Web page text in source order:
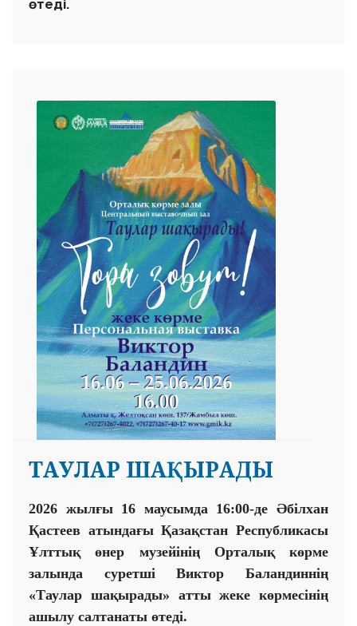
өтеді.
ТАУЛАР ШАҚЫРАДЫ
2026 жылғы 16 маусымда 16:00-де Әбілхан
Қастеев атындағы Қазақстан Республикасы
Ұлттық өнер музейінің Орталық көрме
залында суретші Виктор Баландиннің
«Таулар шақырады» атты жеке көрмесінің
ашылу салтанаты өтеді.